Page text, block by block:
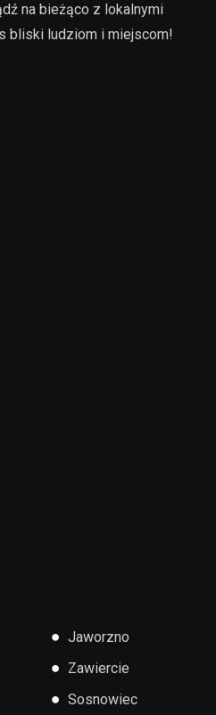
na bieżąco z lokalnymi
bliski ludziom i miejscom!
● Jaworzno
● Zawiercie
● Sosnowiec